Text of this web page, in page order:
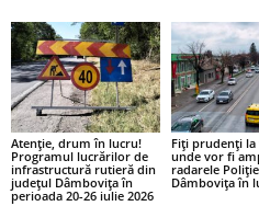
Atenție, drum în lucru!
Programul lucrărilor de
infrastructură rutieră din
județul Dâmbovița în
perioada 20-26 iulie 2026
Fiți prudenți la
unde vor fi
radarele
Dâmbovița în